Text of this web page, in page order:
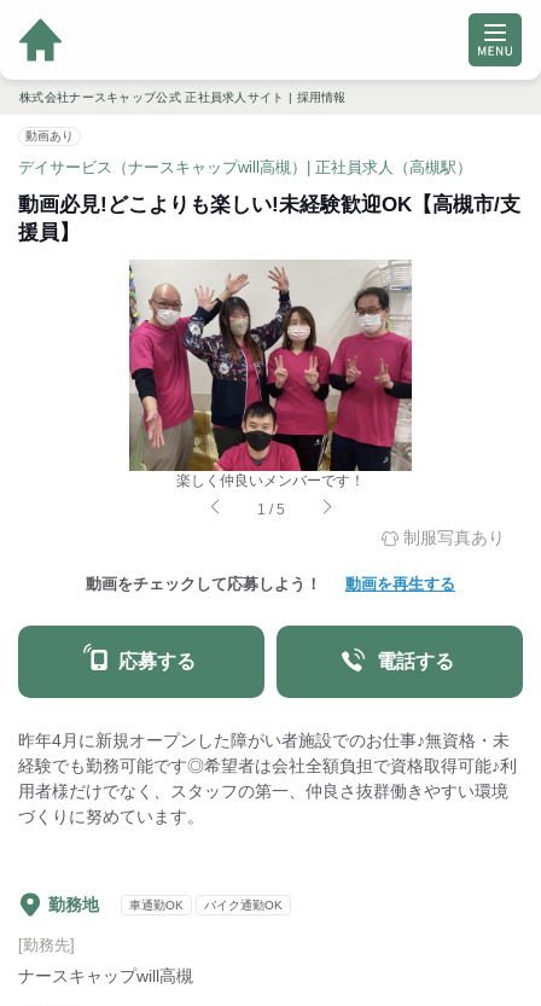
株式会社ナースキャップ公式 正社員求人サイト | 採用情報
動画あり
デイサービス（ナースキャップwill高槻）| 正社員求人（高槻駅）
動画必見!どこよりも楽しい!未経験歓迎OK【高槻市/支
援員】
楽しく仲良いメンバーです！
1 /5
制服写真あり
動画をチェックして応募しよう！ 動画を再生する
応募する 電話する
昨年4月に新規オープンした障がい者施設でのお仕事♪無資格・未
経験でも勤務可能です◎希望者は会社全額負担で資格取得可能♪利
用者様だけでなく、スタッフの第一、仲良さ抜群働きやすい環境
づくりに努めています。
勤務地 車通勤OK バイク通勤OK
[勤務先]
ナースキャップwill高槻